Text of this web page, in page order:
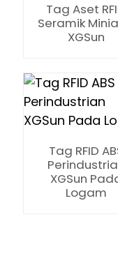
Tag Aset
Seramik
XGSun
Tag RFID
XGSun
Logam